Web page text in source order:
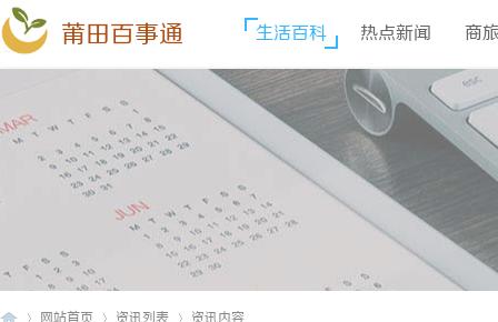
莆田百事通 生活百科 热点新闻 商
网站首页 资讯列表 资讯内容